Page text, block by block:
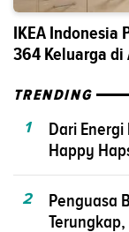
IKEA Indonesia
364 Keluarga di
TRENDING
1
Dari
Happy
2
Penguasa